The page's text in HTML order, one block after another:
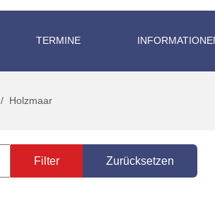
TERMINE
Holzmaar
Filter Zurücksetzen